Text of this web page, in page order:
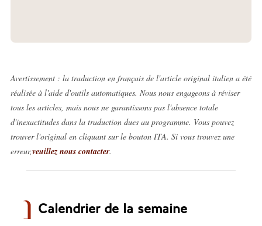
Avertissement : la traduction en français de l'article original italien a été
réalisée à l'aide d'outils automatiques. Nous nous engageons à réviser
tous les articles, mais nous ne garantissons pas l'absence totale
d'inexactitudes dans la traduction dues au programme. Vous pouvez
trouver l'original en cliquant sur le bouton ITA. Si vous trouvez une
erreur,veuillez nous contacter.
Calendrier de la semaine